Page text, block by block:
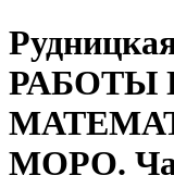
РАБОТЫ
МОРО.